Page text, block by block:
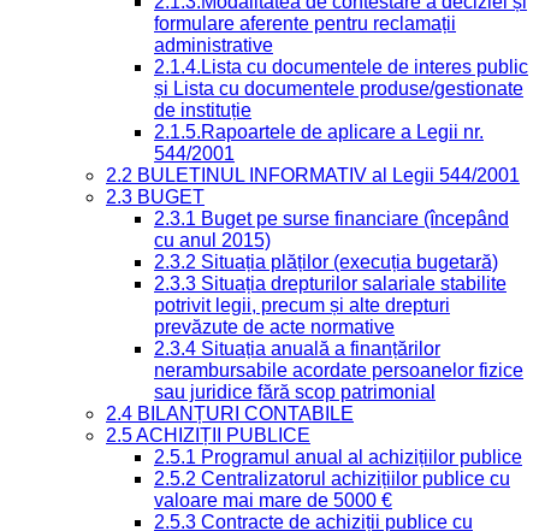
formulare aferente pentru reclamații
administrative
2.1.4.Lista cu documentele de interes public
și Lista cu documentele produse/gestionate
de instituție
2.1.5.Rapoartele de aplicare a Legii nr.
544/2001
2.2 BULETINUL INFORMATIV al Legii 544/2001
2.3 BUGET
2.3.1 Buget pe surse financiare (începând
cu anul 2015)
2.3.2 Situația plăților (execuția bugetară)
2.3.3 Situația drepturilor salariale stabilite
potrivit legii, precum și alte drepturi
prevăzute de acte normative
2.3.4 Situația anuală a finanțărilor
nerambursabile acordate persoanelor fizice
sau juridice fără scop patrimonial
2.4 BILANȚURI CONTABILE
2.5 ACHIZIȚII PUBLICE
2.5.1 Programul anual al achizițiilor publice
2.5.2 Centralizatorul achizițiilor publice cu
valoare mai mare de 5000 €
2.5.3 Contracte de achiziții publice cu